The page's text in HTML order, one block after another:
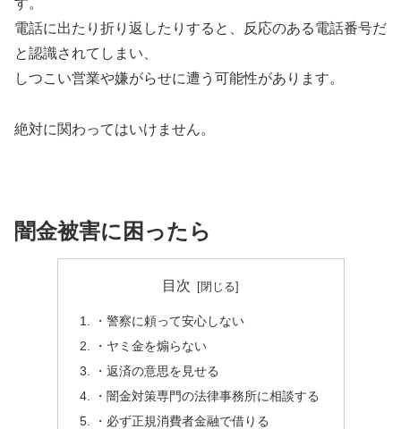
す。
電話に出たり折り返したりすると、反応のある電話番号だ
と認識されてしまい、
しつこい営業や嫌がらせに遭う可能性があります。
絶対に関わってはいけません。
闇金被害に困ったら
目次
・警察に頼って安心しない
・ヤミ金を煽らない
・返済の意思を見せる
・闇金対策専門の法律事務所に相談する
・必ず正規消費者金融で借りる